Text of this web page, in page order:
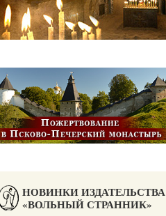
НОВИНКИ ИЗДАТЕЛЬСТВА
«ВОЛЬНЫЙ СТРАННИК»